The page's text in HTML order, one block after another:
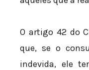
O artigo 42 do
que, se o
indevida, ele